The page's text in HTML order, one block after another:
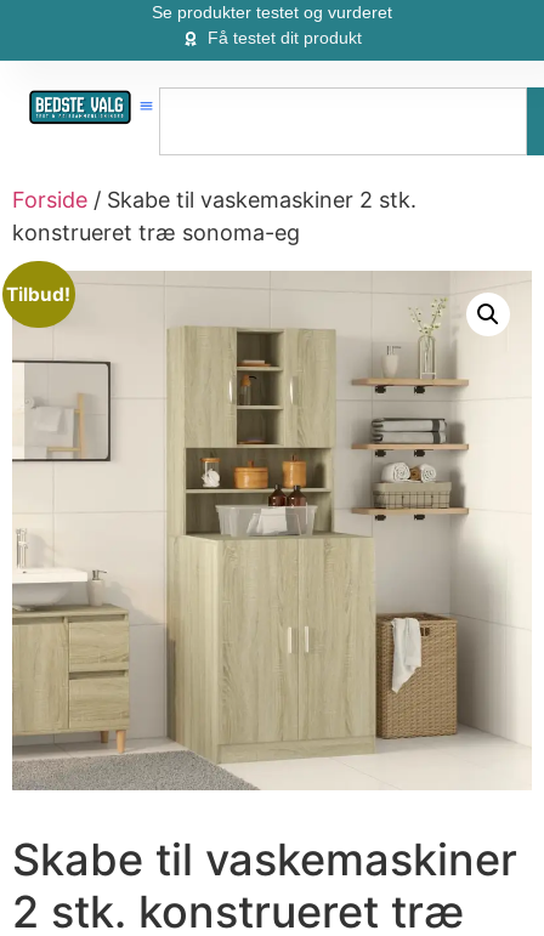
Se produkter testet og vurderet
Få testet dit produkt
Forside / Skabe til vaskemaskiner 2 stk.
konstrueret træ sonoma-eg
Tilbud!
Skabe til vaskemaskiner
2 stk. konstrueret træ